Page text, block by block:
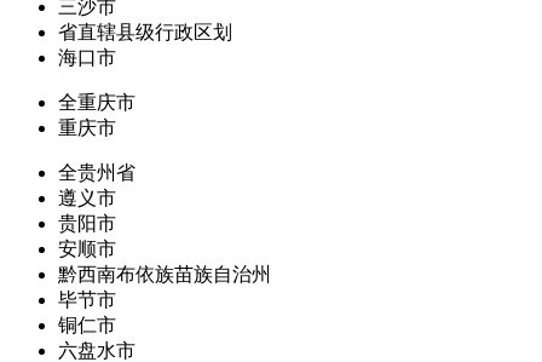
三沙市
省直辖县级行政区划
海口市
全重庆市
重庆市
全贵州省
遵义市
贵阳市
安顺市
黔西南布依族苗族自治州
毕节市
铜仁市
六盘水市